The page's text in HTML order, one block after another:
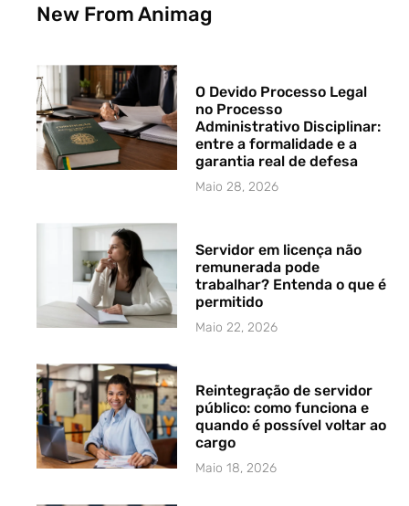
New From Animag
O Devido Processo Legal
no Processo
Administrativo Disciplinar:
entre a formalidade e a
garantia real de defesa
Maio 28, 2026
Servidor em licença não
remunerada pode
trabalhar? Entenda o que é
permitido
Maio 22, 2026
Reintegração de servidor
público: como funciona e
quando é possível voltar ao
cargo
Maio 18, 2026